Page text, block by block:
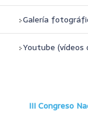
Galería
Youtube (vídeos
III Congreso